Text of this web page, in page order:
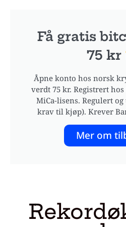
Få gratis
75 kr
Åpne konto hos norsk
verdt 75 kr. Registrert
MiCa-lisens. Regulert
krav til kjøp). Krever
Mer om